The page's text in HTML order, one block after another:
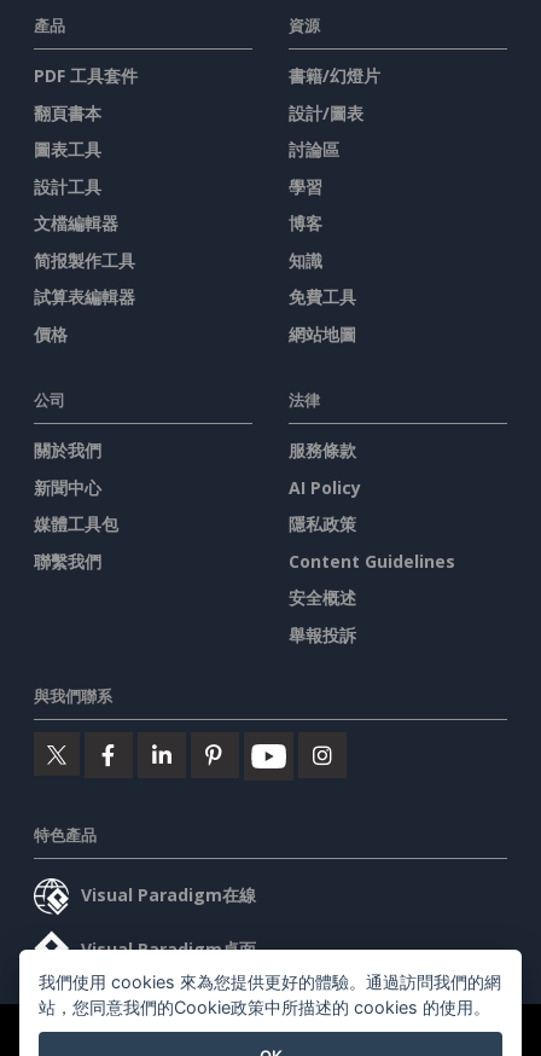
產品
PDF 工具套件
翻頁書本
圖表工具
設計工具
文檔編輯器
简报製作工具
試算表編輯器
價格
資源
書籍/幻燈片
設計/圖表
討論區
學習
博客
知識
免費工具
網站地圖
公司
關於我們
新聞中心
媒體工具包
聯繫我們
法律
服務條款
AI Policy
隱私政策
Content Guidelines
安全概述
舉報投訴
與我們聯系
特色產品
Visual Paradigm在線
Visual Paradigm桌面
我們使用 cookies 來為您提供更好的體驗。通過訪問我們的網
站，您同意我們的Cookie政策中所描述的 cookies 的使用。